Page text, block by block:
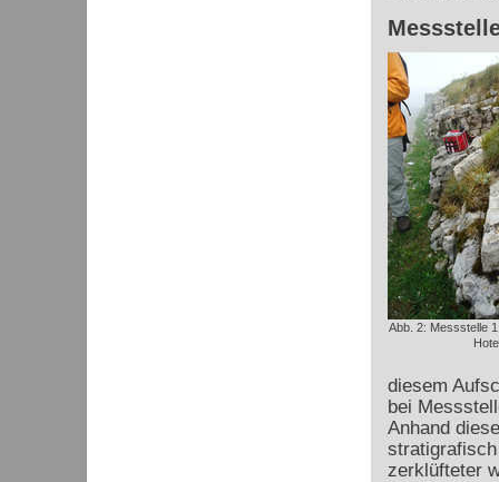
Abb. 2: Messstelle
diesem
bei
Anhand
zerklüfteter